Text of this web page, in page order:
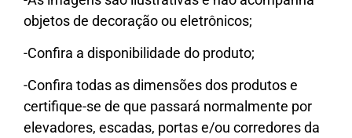
objetos de decoração ou eletrônicos;
-Confira a disponibilidade do produto;
-Confira todas as dimensões dos produtos e
certifique-se de que passará normalmente por
elevadores, escadas, portas e/ou corredores da